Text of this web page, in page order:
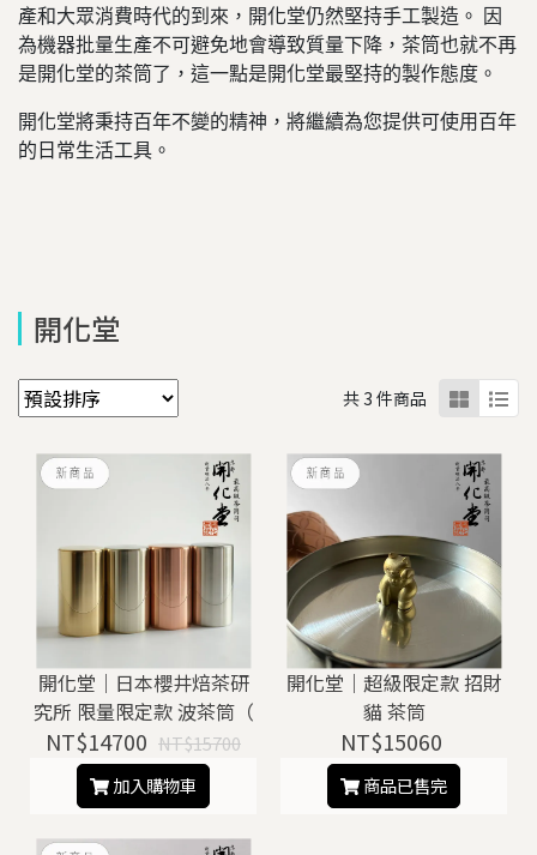
產和大眾消費時代的到來，開化堂仍然堅持手工製造。 因
為機器批量生產不可避免地會導致質量下降，茶筒也就不再
是開化堂的茶筒了，這一點是開化堂最堅持的製作態度。
開化堂將秉持百年不變的精神，將繼續為您提供可使用百年
的日常生活工具。
開化堂
共 3 件商品
開化堂｜日本櫻井焙茶研
究所 限量限定款 波茶筒（
四色 ）
NT$14700 NT$15700
加入購物車
開化堂｜超級限定款 招財
貓 茶筒
NT$15060
商品已售完